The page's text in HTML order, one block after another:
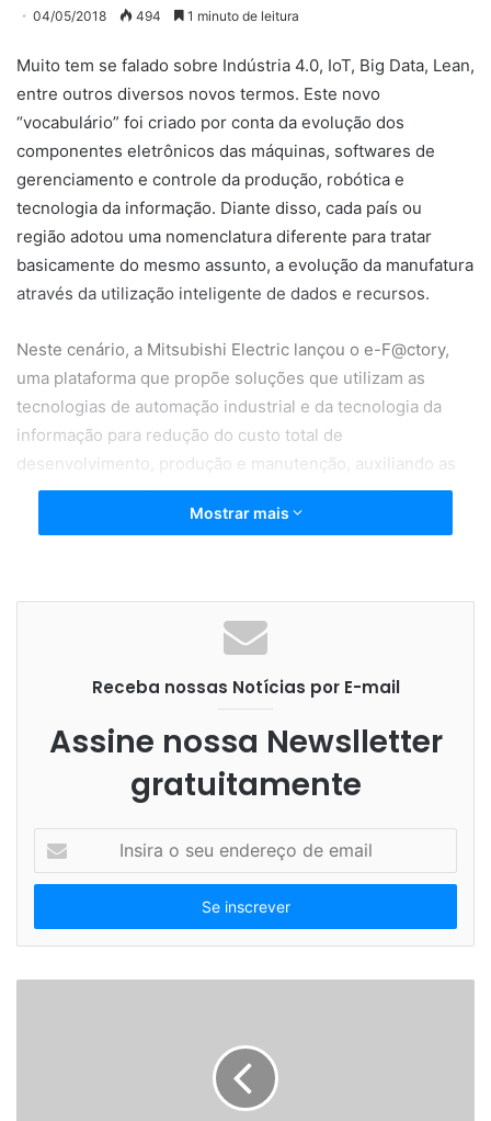
04/05/2018 494 1 minuto de leitura
Muito tem se falado sobre Indústria 4.0, IoT, Big Data, Lean,
entre outros diversos novos termos. Este novo
“vocabulário” foi criado por conta da evolução dos
componentes eletrônicos das máquinas, softwares de
gerenciamento e controle da produção, robótica e
tecnologia da informação. Diante disso, cada país ou
região adotou uma nomenclatura diferente para tratar
basicamente do mesmo assunto, a evolução da manufatura
através da utilização inteligente de dados e recursos.
Neste cenário, a Mitsubishi Electric lançou o e-F@ctory,
uma plataforma que propõe soluções que utilizam as
tecnologias de automação industrial e da tecnologia da
informação para redução do custo total de
desenvolvimento, produção e manutenção, auxiliando as
atividades de melhoria contínua de seus clientes
proporcionando que estejam um passo à frente em suas
No webinar gratuito que será realizado na quarta-feira, dia
9, a partir das 09h30, a empresa irá mostrar recursos do
e-F@ctory, assim como estudos de casos globais. A
inscrição deve ser realizada previamente por meio do
Mostrar mais
Receba nossas Notícias por E-mail
Assine nossa Newslletter
gratuitamente
s
r
o